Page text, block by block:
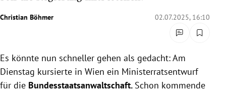
Untermenü
Christian Böhmer 02.07.2025, 16:10
Es könnte nun schneller gehen als gedacht: Am
Dienstag kursierte in Wien ein Ministerratsentwurf
für die Bundesstaatsanwaltschaft. Schon kommende